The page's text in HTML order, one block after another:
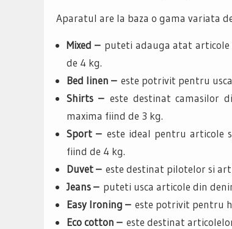
Aparatul are la baza o gama variata
Mixed – puteti adauga atat articole
de 4 kg.
Bed linen – este potrivit pentru
Shirts – este destinat camasilor
maxima fiind de 3 kg.
Sport –este ideal pentru articole
fiind de 4 kg.
Duvet – este destinat pilotelor si
Jeans – puteti usca articole din
Easy Ironing – este potrivit pentru
Eco cotton – este destinat